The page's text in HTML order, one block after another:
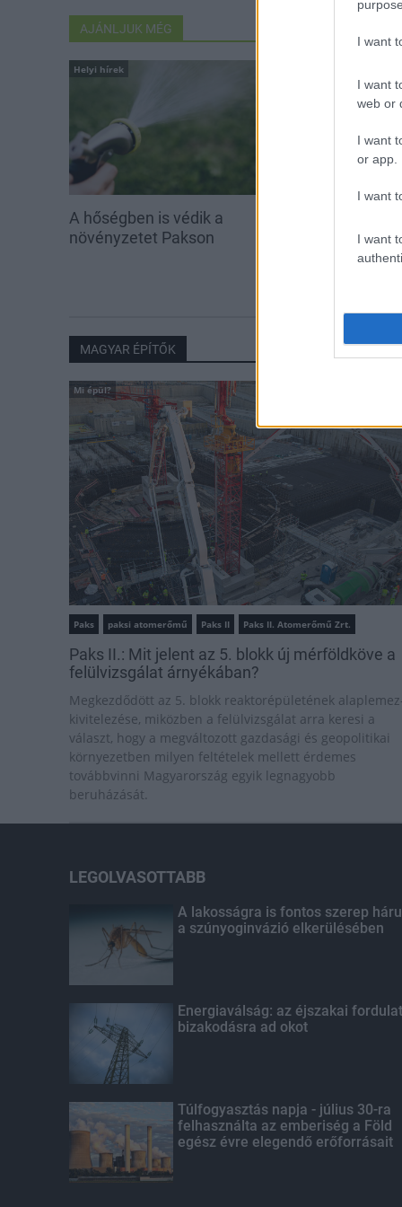
I want
I want
web or
I want
or app.
I want
I want
AJÁNLJUK MÉG
Helyi hírek
A hőségben is védik a
növényzetet Pakson
segítség a
MAGYAR ÉPÍTŐK
Mi épül?
Paks paksi atomerőmű Paks II Paks II. Atomerőmű Zrt.
Paks II.: Mit jelent az 5. blokk új mérföldköve a
felülvizsgálat árnyékában?
Megkezdődött az 5. blokk reaktorépületének
kivitelezése, miközben a felülvizsgálat arra keresi a
választ, hogy a megváltozott gazdasági és geopolitikai
környezetben milyen feltételek mellett érdemes
továbbvinni Magyarország egyik legnagyobb
beruházását.
LEGOLVASOTTABB
A lakosságra is fontos szerep hárul
a szúnyoginvázió elkerülésében
Energiaválság: az éjszakai fordulat
bizakodásra ad okot
Túlfogyasztás napja - július 30-ra
felhasználta az emberiség a Föld
egész évre elegendő erőforrásait